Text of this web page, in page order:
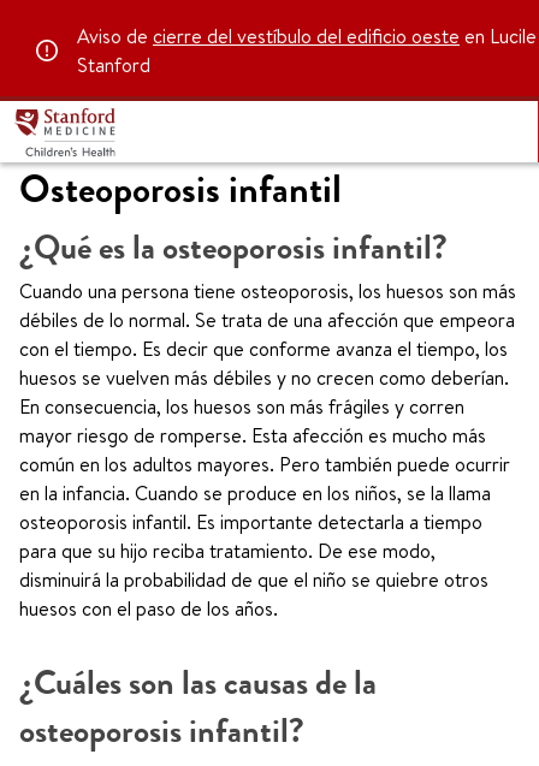
Aviso de cierre del vestíbulo del edificio oeste en
Stanford
Osteoporosis infantil
¿Qué es la osteoporosis infantil?
Cuando una persona tiene osteoporosis, los huesos son más
débiles de lo normal. Se trata de una afección que empeora
con el tiempo. Es decir que conforme avanza el tiempo, los
huesos se vuelven más débiles y no crecen como deberían.
En consecuencia, los huesos son más frágiles y corren
mayor riesgo de romperse. Esta afección es mucho más
común en los adultos mayores. Pero también puede ocurrir
en la infancia. Cuando se produce en los niños, se la llama
osteoporosis infantil. Es importante detectarla a tiempo
para que su hijo reciba tratamiento. De ese modo,
disminuirá la probabilidad de que el niño se quiebre otros
huesos con el paso de los años.
¿Cuáles son las causas de la
osteoporosis infantil?